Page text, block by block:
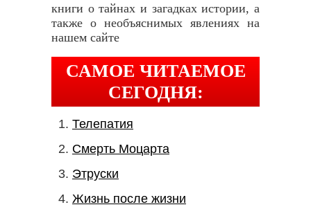
книги о тайнах и загадках истории, а
также о необъяснимых явлениях на
нашем сайте
САМОЕ ЧИТАЕМОЕ
СЕГОДНЯ:
Телепатия
Смерть Моцарта
Этруски
Жизнь после жизни